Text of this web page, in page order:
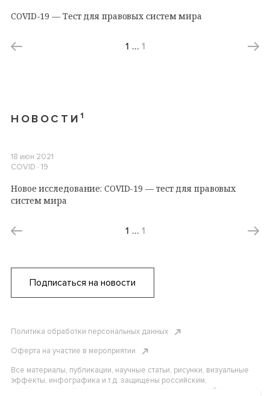
COVID-19 — Тест для правовых систем мира
1 … 1
НОВОСТИ1
18 июн 2021
COVID ∙ 19
Новое исследование: COVID-19 — тест для правовых
систем мира
1 … 1
Подписаться на новости
Политика обработки персональных данных
Оферта на участие в мероприятии
Все материалы, публикации, научные статьи, рисунки, визуальные
эффекты, инфографика и т.д. защищены российским,
американским и международным законодательством об авторском